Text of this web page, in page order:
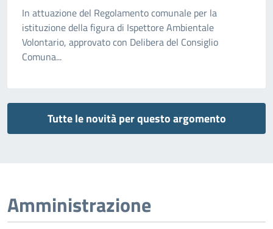
In attuazione del Regolamento comunale per la
istituzione della figura di Ispettore Ambientale
Volontario, approvato con Delibera del Consiglio
Comuna...
Tutte le novità per questo argomento
Amministrazione